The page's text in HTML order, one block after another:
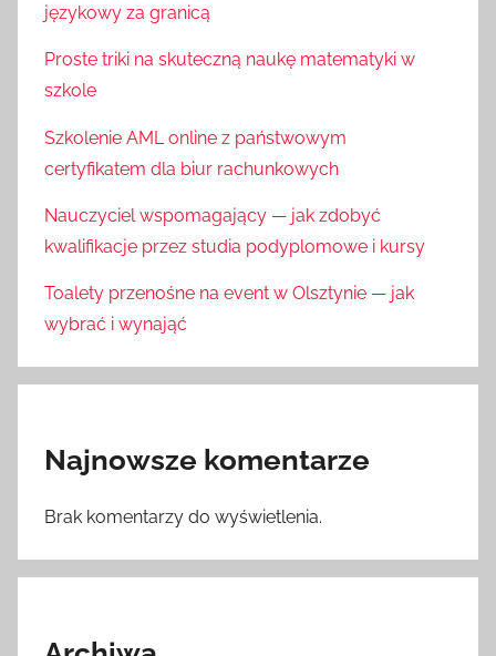
językowy za granicą
Proste triki na skuteczną naukę matematyki w
szkole
Szkolenie AML online z państwowym
certyfikatem dla biur rachunkowych
Nauczyciel wspomagający — jak zdobyć
kwalifikacje przez studia podyplomowe i kursy
Toalety przenośne na event w Olsztynie — jak
wybrać i wynająć
Najnowsze komentarze
Brak komentarzy do wyświetlenia.